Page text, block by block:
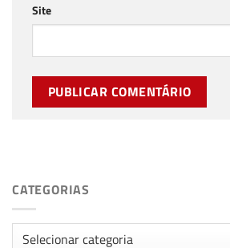
Site
CATEGORIAS
Categorias